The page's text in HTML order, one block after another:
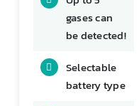
gases can
be detected!
Selectable
battery type